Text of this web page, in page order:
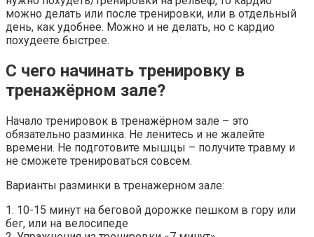
можно делать или после тренировки, или в отдельный
день, как удобнее. Можно и не делать, но с кардио
похудеете быстрее.
С чего начинать тренировку в
тренажёрном зале?
Начало тренировок в тренажёрном зале – это
обязательно разминка. Не ленитесь и не жалейте
времени. Не подготовите мышцы – получите травму и
не сможете тренироваться совсем.
Варианты разминки в тренажерном зале:
1. 10-15 минут на беговой дорожке пешком в гору или
бег, или на велосипеде